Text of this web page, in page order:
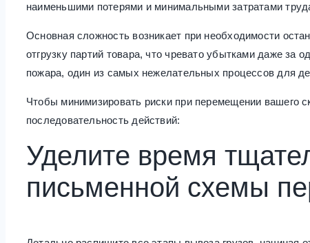
наименьшими потерями и минимальными затратами
Основная сложность возникает при необходимости
отгрузку партий товара, что чревато убытками даже за
пожара, один из самых нежелательных процессов для
Чтобы минимизировать риски при перемещении вашего
последовательность действий:
Уделите время
письменной схемы